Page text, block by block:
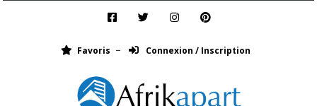
Favoris Connexion / Inscription